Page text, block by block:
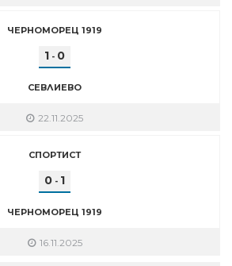
ЧЕРНОМОРЕЦ 1919
1 - 0
СЕВЛИЕВО
22.11.2025
СПОРТИСТ
0 - 1
ЧЕРНОМОРЕЦ 1919
16.11.2025